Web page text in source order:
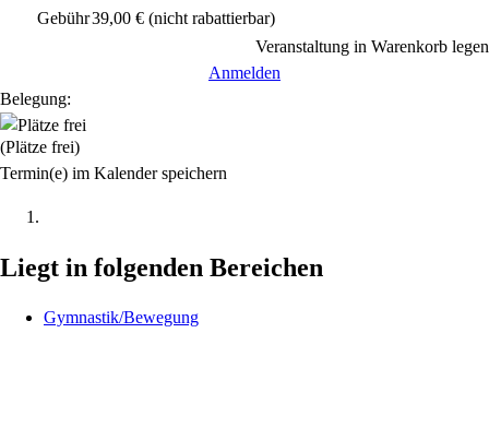
Gebühr39,00 € (nicht rabattierbar)
Veranstaltung in Warenkorb legen
Anmelden
Belegung:
(Plätze frei)
Termin(e) im Kalender speichern
Liegt in folgenden Bereichen
Gymnastik/Bewegung